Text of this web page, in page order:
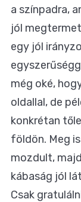
a színpadra,
jól
egy jól
még oké,
oldallal, de
konkrétan
földön. Meg
mozdult,
kábaság jól
Csak